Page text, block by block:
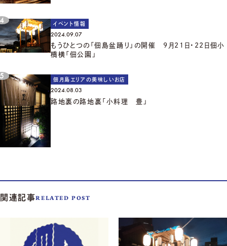
イベント情報
2024.09.07
もうひとつの「佃島盆踊り」の開催 9月21日・22日佃小
橋横「佃公園」
佃月島エリアの美味しいお店
2024.08.03
路地裏の路地裏「小料理 豊」
関連記事RELATED POST